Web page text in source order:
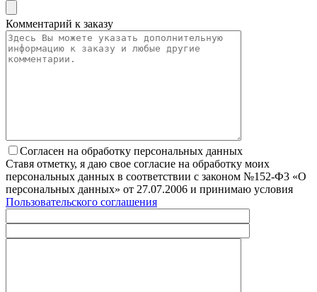
Комментарий к заказу
Согласен на обработку персональных данных
Ставя отметку, я даю свое согласие на обработку моих
персональных данных в соответствии с законом №152-Ф3 «О
персональных данных» от 27.07.2006 и принимаю условия
Пользовательского соглашения